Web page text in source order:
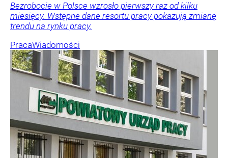
Bezrobocie w Polsce wzrosło pierwszy raz od kilku
miesięcy. Wstępne dane resortu pracy pokazują zmianę
trendu na rynku pracy.
PracaWiadomości